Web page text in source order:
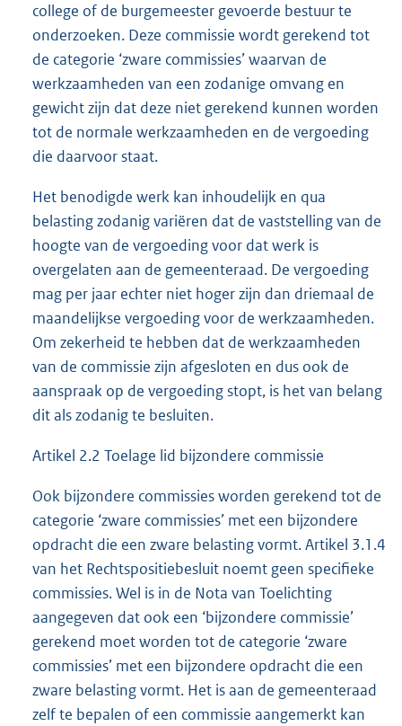
college of de burgemeester gevoerde bestuur te
onderzoeken. Deze commissie wordt gerekend tot
de categorie ‘zware commissies’ waarvan de
werkzaamheden van een zodanige omvang en
gewicht zijn dat deze niet gerekend kunnen worden
tot de normale werkzaamheden en de vergoeding
die daarvoor staat.
Het benodigde werk kan inhoudelijk en qua
belasting zodanig variëren dat de vaststelling van de
hoogte van de vergoeding voor dat werk is
overgelaten aan de gemeenteraad. De vergoeding
mag per jaar echter niet hoger zijn dan driemaal de
maandelijkse vergoeding voor de werkzaamheden.
Om zekerheid te hebben dat de werkzaamheden
van de commissie zijn afgesloten en dus ook de
aanspraak op de vergoeding stopt, is het van belang
dit als zodanig te besluiten.
Artikel 2.2 Toelage lid bijzondere commissie
Ook bijzondere commissies worden gerekend tot de
categorie ‘zware commissies’ met een bijzondere
opdracht die een zware belasting vormt. Artikel 3.1.4
van het Rechtspositiebesluit noemt geen specifieke
commissies. Wel is in de Nota van Toelichting
aangegeven dat ook een ‘bijzondere commissie’
gerekend moet worden tot de categorie ‘zware
commissies’ met een bijzondere opdracht die een
zware belasting vormt. Het is aan de gemeenteraad
zelf te bepalen of een commissie aangemerkt kan